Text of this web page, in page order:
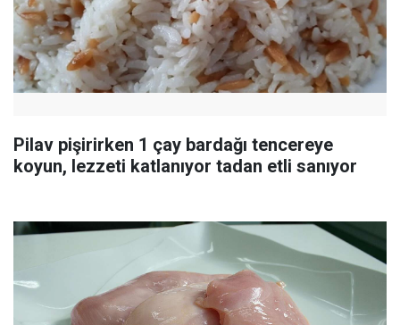
Pilav pişirirken 1 çay bardağı tencereye
koyun, lezzeti katlanıyor tadan etli sanıyor